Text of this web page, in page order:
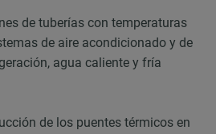
de tuberías con temperaturas
de aire acondicionado y de
agua caliente y fría
de los puentes térmicos en